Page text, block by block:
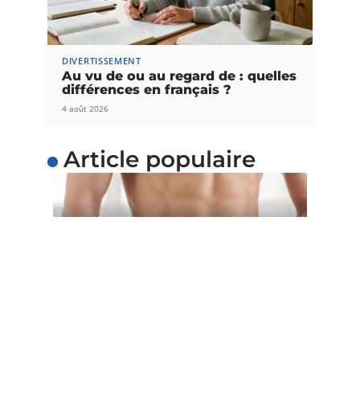
DIVERTISSEMENT
Au vu de ou au regard de : quelles
différences en français ?
4 août 2026
Article populaire